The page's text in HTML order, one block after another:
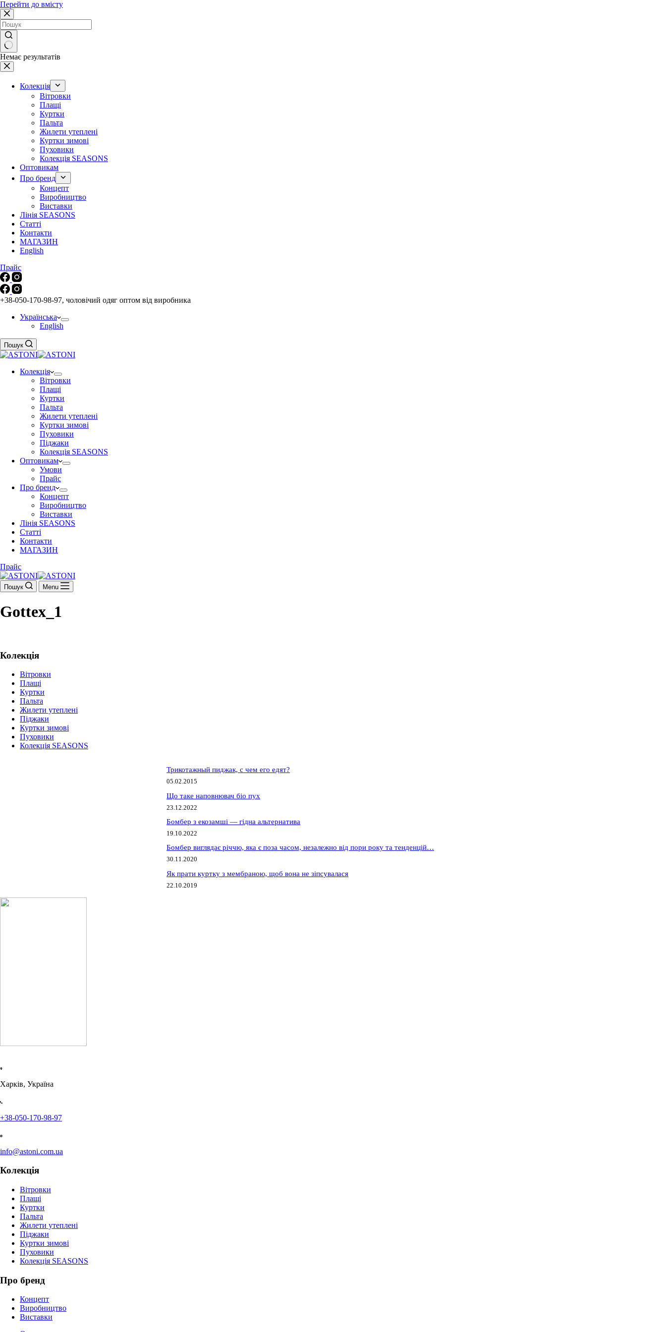
Перейти до вмісту
Немає результатів
Колекція
Вітровки
Плащі
Куртки
Пальта
Жилети утеплені
Куртки зимові
Пуховики
Колекція SEASONS
Оптовикам
Про бренд
Концепт
Виробництво
Виставки
Лінія SEASONS
Статті
Контакти
МАГАЗИН
English
Прайс
+38-050-170-98-97, чоловічий одяг оптом від виробника
Українська
English
Пошук
Колекція
Вітровки
Плащі
Куртки
Пальта
Жилети утеплені
Куртки зимові
Пуховики
Піджаки
Колекція SEASONS
Оптовикам
Умови
Прайс
Про бренд
Концепт
Виробництво
Виставки
Лінія SEASONS
Статті
Контакти
МАГАЗИН
Прайс
Пошук Menu
Gottex_1
Колекція
Вітровки
Плащі
Куртки
Пальта
Жилети утеплені
Піджаки
Куртки зимові
Пуховики
Колекція SEASONS
Трикотажный пиджак, с чем его едят?
05.02.2015
Що таке наповнювач біо пух
23.12.2022
Бомбер з екозамші — гідна альтернатива
19.10.2022
Бомбер виглядає річчю, яка є поза часом, незалежно від пори року та тенденцій…
30.11.2020
Як прати куртку з мембраною, щоб вона не зіпсувалася
22.10.2019
Харків, Україна
+38-050-170-98-97
info@astoni.com.ua
Колекція
Вітровки
Плащі
Куртки
Пальта
Жилети утеплені
Піджаки
Куртки зимові
Пуховики
Колекція SEASONS
Про бренд
Концепт
Виробництво
Виставки